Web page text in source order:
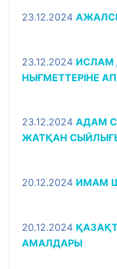
23.12.2024
23.12.2024 ИСЛАМ
НЫҒМЕТТЕРІНЕ
23.12.2024 АДАМ
ЖАТҚАН
20.12.2024 ИМАМ
20.12.2024
АМАЛДАРЫ